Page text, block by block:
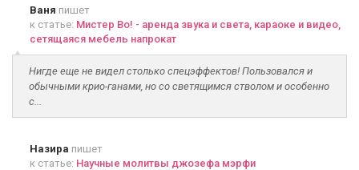
Ваня пишет
к статье: Мистер Во! - аренда звука и света, караоке и видео,
сетящаяся мебель напрокат
Нигде еще не видел столько спецэффектов! Пользовался и
обычными крио-ганами, но со светящимся стволом и особенно
с...
Назира пишет
к статье: Научные молитвы джозефа мэрфи